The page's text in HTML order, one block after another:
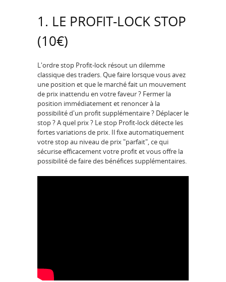
1. LE PROFIT-LOCK STOP
(10€)
L'ordre stop Profit-lock résout un dilemme
classique des traders. Que faire lorsque vous avez
une position et que le marché fait un mouvement
de prix inattendu en votre faveur ? Fermer la
position immédiatement et renoncer à la
possibilité d'un profit supplémentaire ? Déplacer le
stop ? A quel prix ? Le stop Profit-lock détecte les
fortes variations de prix. Il fixe automatiquement
votre stop au niveau de prix "parfait", ce qui
sécurise efficacement votre profit et vous offre la
possibilité de faire des bénéfices supplémentaires.